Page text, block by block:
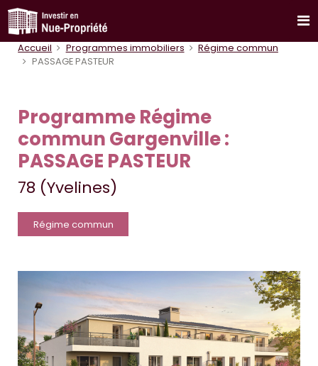
Accueil Programmes immobiliers
Régime commun
PASSAGE PASTEUR
Programme Régime
commun Gargenville :
PASSAGE PASTEUR
78 (Yvelines)
Régime commun